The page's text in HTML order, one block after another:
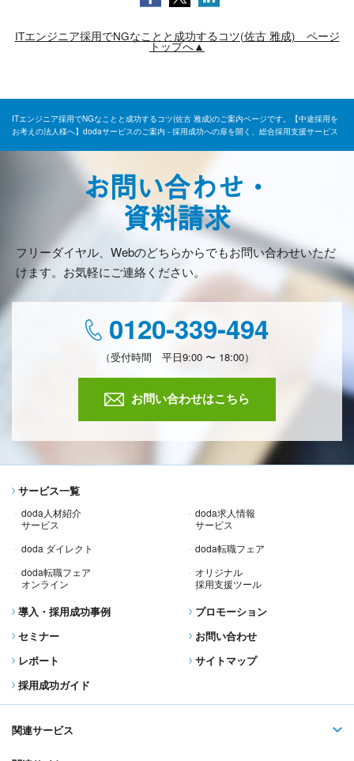
ITエンジニア採用でNGなことと成功するコツ(佐古 雅成) ページ
トップへ▲
ITエンジニア採用でNGなことと成功するコツ(佐古 雅成)のご案内ページです。【中途採用を
お考えの法人様へ】dodaサービスのご案内 - 採用成功への扉を開く、総合採用支援サービス
お問い合わせ・
資料請求
フリーダイヤル、Webのどちらからでもお問い合わせいただ
けます。お気軽にご連絡ください。
0120-339-494
（受付時間 平日9:00 〜 18:00）
お問い合わせはこちら
サービス一覧
doda人材紹介
サービス
doda求人情報
サービス
doda ダイレクト
doda転職フェア
doda転職フェア
オンライン
オリジナル
採用支援ツール
導入・採用成功事例
セミナー
レポート
採用成功ガイド
プロモーション
お問い合わせ
サイトマップ
関連サービス